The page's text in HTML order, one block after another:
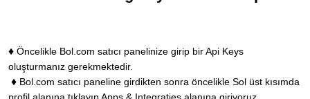
♦ Öncelikle Bol.com satıcı panelinize girip bir Api Keys
oluşturmanız gerekmektedir.
♦ Bol.com satıcı paneline girdikten sonra öncelikle Sol üst kısımda